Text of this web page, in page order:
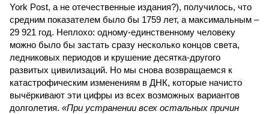
York Post, а не отечественные издания?), получилось, что
средним показателем было бы 1759 лет, а максимальным –
29 921 год. Неплохо: одному-единственному человеку
можно было бы застать сразу несколько концов света,
ледниковых периодов и крушение десятка-другого
развитых цивилизаций. Но мы снова возвращаемся к
катастрофическим изменениям в ДНК, которые начисто
вычёркивают эти цифры из всех возможных вариантов
долголетия. «При устранении всех остальных причин